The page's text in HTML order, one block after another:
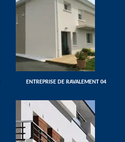
ENTREPRISE DE RAVALEMENT 04